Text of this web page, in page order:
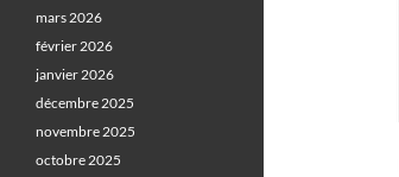
mars 2026
février 2026
janvier 2026
décembre 2025
novembre 2025
octobre 2025